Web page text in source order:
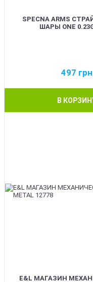
SPECNA ARMS
ШАРЫ ONE
497 грн
В
E&L МАГАЗИН